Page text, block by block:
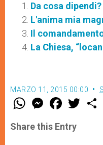
Da cosa dipendi?
L'anima mia
Il
La Chiesa,
MARZO 11, 2015 00:00
W
t
s
M
e
s
e
F
a
e
b
w
Share this Entry